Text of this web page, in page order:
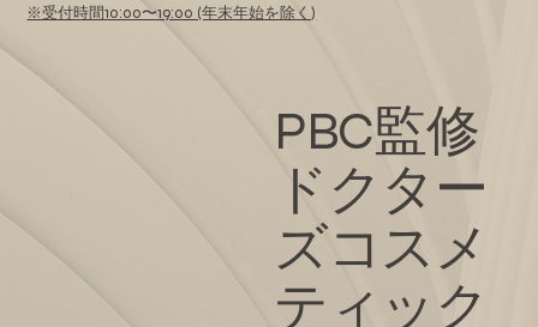
※受付時間10:00〜19:00 (年末年始を除く)
PBC監修
ドクター
ズコスメ
ティック